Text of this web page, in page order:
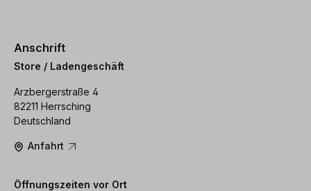
Anschrift
Store / Ladengeschäft
Arzbergerstraße 4
82211 Herrsching
Deutschland
Anfahrt
Öffnungszeiten vor Ort